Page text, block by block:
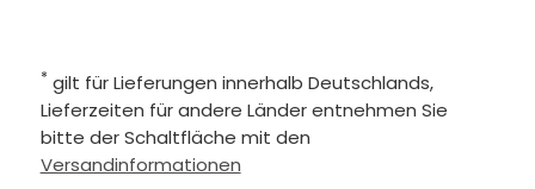
* gilt für Lieferungen innerhalb Deutschlands,
Lieferzeiten für andere Länder entnehmen Sie
bitte der Schaltfläche mit den
Versandinformationen